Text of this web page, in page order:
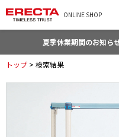
ONLINE SHOP
夏季休業期間のお知ら
トップ > 検索結果